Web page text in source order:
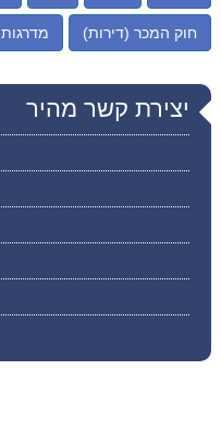
חוק המכר (דירות) מדרגות
יצירת קשר מהיר